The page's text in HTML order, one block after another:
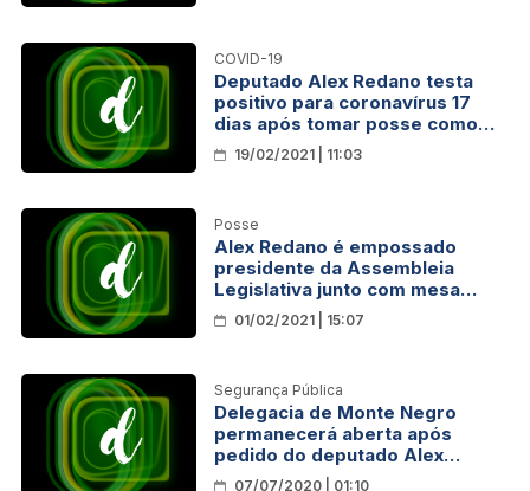
COVID-19
Deputado Alex Redano testa
positivo para coronavírus 17
dias após tomar posse como
presidente da ALE-RO
19/02/2021 | 11:03
Posse
Alex Redano é empossado
presidente da Assembleia
Legislativa junto com mesa
diretora
01/02/2021 | 15:07
Segurança Pública
Delegacia de Monte Negro
permanecerá aberta após
pedido do deputado Alex
Redano
07/07/2020 | 01:10